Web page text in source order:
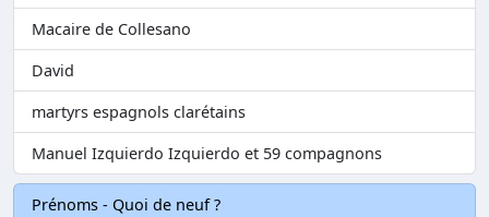
Macaire de Collesano
David
martyrs espagnols clarétains
Manuel Izquierdo Izquierdo et 59 compagnons
Prénoms - Quoi de neuf ?